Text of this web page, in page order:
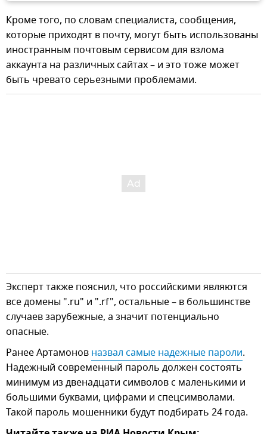
Кроме того, по словам специалиста, сообщения,
которые приходят в почту, могут быть использованы
иностранным почтовым сервисом для взлома
аккаунта на различных сайтах – и это тоже может
быть чревато серьезными проблемами.
Эксперт также пояснил, что российскими являются
все домены ".ru" и ".rf", остальные – в большинстве
случаев зарубежные, а значит потенциально
опасные.
Ранее Артамонов назвал самые надежные пароли.
Надежный современный пароль должен состоять
минимум из двенадцати символов с маленькими и
большими буквами, цифрами и спецсимволами.
Такой пароль мошенники будут подбирать 24 года.